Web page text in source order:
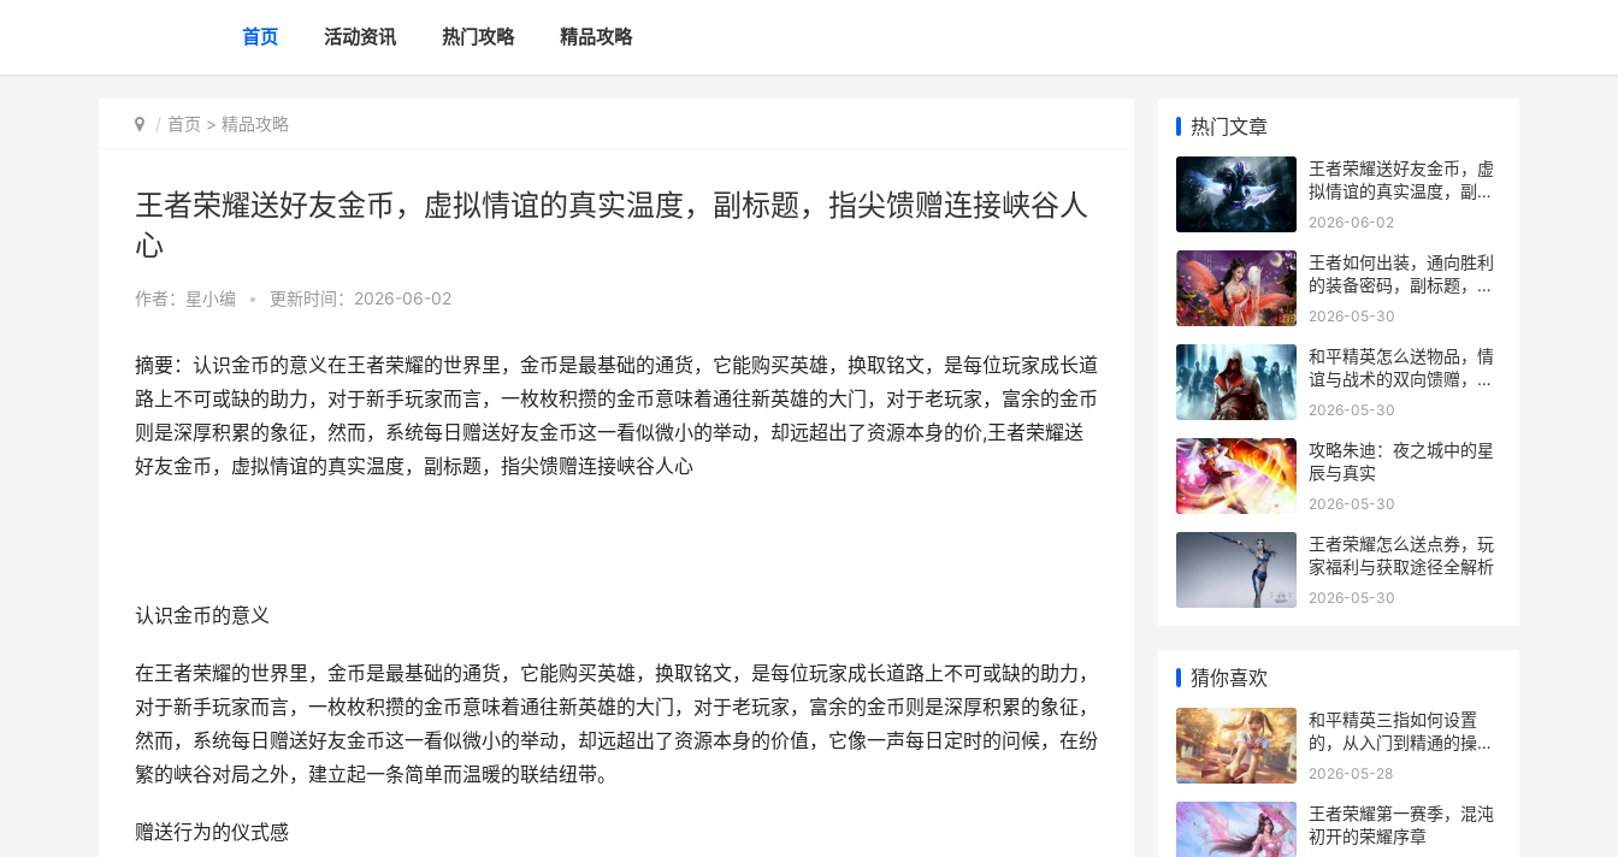
首页 活动资讯 热门攻略 精品攻略
首页 > 精品攻略
王者荣耀送好友金币，虚拟情谊的真实温度，副标题，指尖馈赠连接峡谷人
心
作者： 星小编 • 更新时间：2026-06-02
摘要：认识金币的意义在王者荣耀的世界里，金币是最基础的通货，它能购买英雄，换取铭文，是每位玩家成长道
路上不可或缺的助力，对于新手玩家而言，一枚枚积攒的金币意味着通往新英雄的大门，对于老玩家，富余的金币
则是深厚积累的象征，然而，系统每日赠送好友金币这一看似微小的举动，却远超出了资源本身的价,王者荣耀送
好友金币，虚拟情谊的真实温度，副标题，指尖馈赠连接峡谷人心
认识金币的意义
在王者荣耀的世界里，金币是最基础的通货，它能购买英雄，换取铭文，是每位玩家成长道路上不可或缺的助力，
对于新手玩家而言，一枚枚积攒的金币意味着通往新英雄的大门，对于老玩家，富余的金币则是深厚积累的象征，
然而，系统每日赠送好友金币这一看似微小的举动，却远超出了资源本身的价值，它像一声每日定时的问候，在纷
繁的峡谷对局之外，建立起一条简单而温暖的联结纽带。
赠送行为的仪式感
热门文章
王者荣耀送好友金币，虚
拟情谊的真实温度，副标
题，指尖馈赠连接峡谷人
2026-06-02
王者如何出装，通向胜利
的装备密码，副标题，资
深玩家的深度思考与实战
2026-05-30
和平精英怎么送物品，情
谊与战术的双向馈赠，副
标题，虚拟战场中的温情
2026-05-30
攻略朱迪：夜之城中的星
辰与真实
2026-05-30
王者荣耀怎么送点券，玩
家福利与获取途径全解析
2026-05-30
猜你喜欢
和平精英三指如何设置
的，从入门到精通的操控
革新
2026-05-28
王者荣耀第一赛季，混沌
初开的荣耀序章